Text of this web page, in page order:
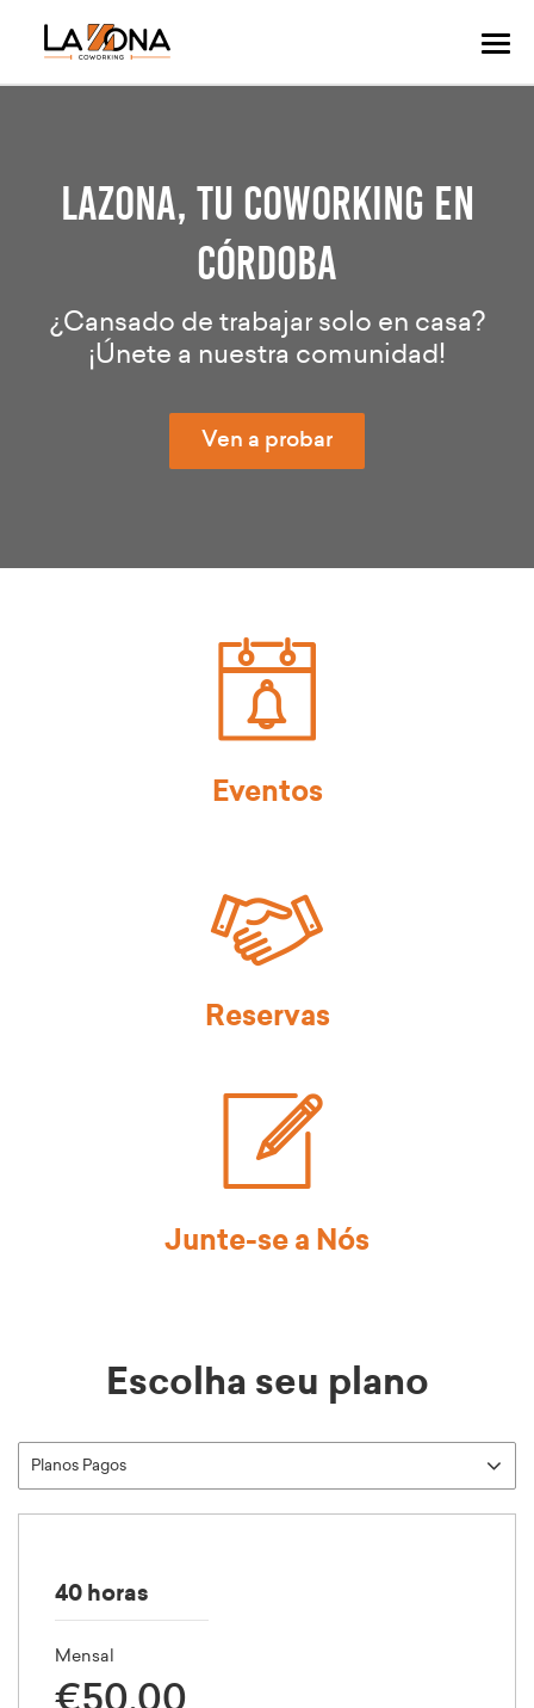
LAZONA, TU COWORKING EN
CÓRDOBA
¿Cansado de trabajar solo en casa?
¡Únete a nuestra comunidad!
Ven a probar
Eventos
Reservas
Junte-se a Nós
Escolha seu plano
40 horas
Mensal
€50,00